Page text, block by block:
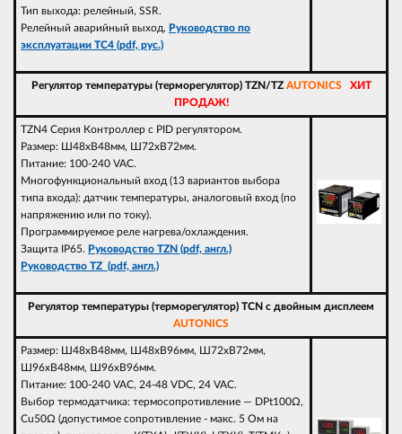
Тип выхода: релейный, SSR.
Релейный аварийный выход. Руководство по
эксплуатации TC4 (pdf, рус.)
Регулятор температуры (терморегулятор) TZN/TZ AUTONICS ХИТ
ПРОДАЖ!
TZN4 Серия Контроллер с PID регулятором.
Размер: Ш48xВ48мм, Ш72xВ72мм.
Питание: 100-240 VAC.
Многофункциональный вход (13 вариантов выбора
типа входа): датчик температуры, аналоговый вход (по
напряжению или по току).
Программируемое реле нагрева/охлаждения.
Защита IP65. Руководство TZN (pdf, англ.)
Руководство TZ (pdf, англ.)
Регулятор температуры (терморегулятор) TCN с двойным дисплеем
AUTONICS
Размер: Ш48xВ48мм, Ш48xВ96мм, Ш72xВ72мм,
Ш96xВ48мм, Ш96xВ96мм.
Питание: 100-240 VAC, 24-48 VDC, 24 VAC.
Выбор термодатчика: термосопротивление — DPt100Ω,
Cu50Ω (допустимое сопротивление - макс. 5 Ом на